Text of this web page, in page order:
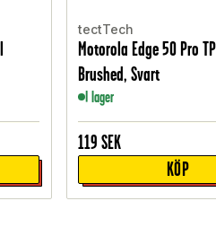
tectTech
Motorola Edge 50 Pro
Brushed, Svart
I lager
119 SEK
KÖP